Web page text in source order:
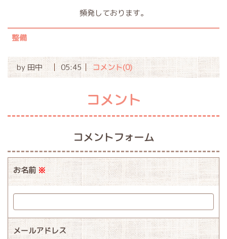
頻発しております。
整備
by田中 05:45 コメント(0)
コメント
コメントフォーム
お名前※
メールアドレス